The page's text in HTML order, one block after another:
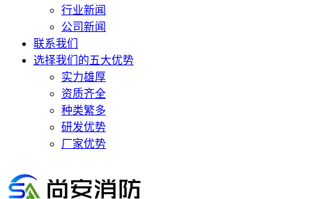
行业新闻
公司新闻
联系我们
选择我们的五大优势
实力雄厚
资质齐全
种类繁多
研发优势
厂家优势